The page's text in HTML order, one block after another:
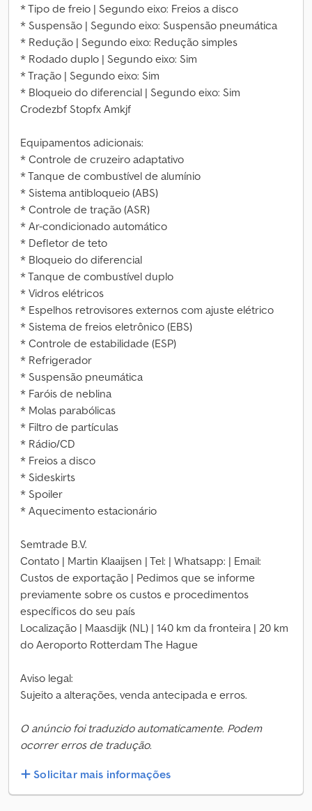
* Tipo de freio | Segundo eixo: Freios a disco
* Suspensão | Segundo eixo: Suspensão pneumática
* Redução | Segundo eixo: Redução simples
* Rodado duplo | Segundo eixo: Sim
* Tração | Segundo eixo: Sim
* Bloqueio do diferencial | Segundo eixo: Sim
Crodezbf Stopfx Amkjf
Equipamentos adicionais:
* Controle de cruzeiro adaptativo
* Tanque de combustível de alumínio
* Sistema antibloqueio (ABS)
* Controle de tração (ASR)
* Ar-condicionado automático
* Defletor de teto
* Bloqueio do diferencial
* Tanque de combustível duplo
* Vidros elétricos
* Espelhos retrovisores externos com ajuste elétrico
* Sistema de freios eletrônico (EBS)
* Controle de estabilidade (ESP)
* Refrigerador
* Suspensão pneumática
* Faróis de neblina
* Molas parabólicas
* Filtro de partículas
* Rádio/CD
* Freios a disco
* Sideskirts
* Spoiler
* Aquecimento estacionário
Semtrade B.V.
Contato | Martin Klaaijsen | Tel: | Whatsapp: | Email:
Custos de exportação | Pedimos que se informe
previamente sobre os custos e procedimentos
específicos do seu país
Localização | Maasdijk (NL) | 140 km da fronteira | 20 km
do Aeroporto Rotterdam The Hague
Aviso legal:
Sujeito a alterações, venda antecipada e erros.
O anúncio foi traduzido automaticamente. Podem
ocorrer erros de tradução.
Solicitar mais informações